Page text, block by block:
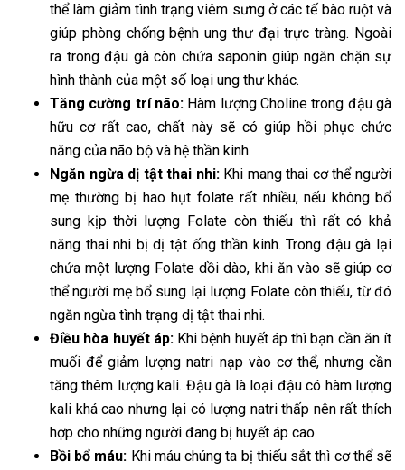
thể làm giảm tình trạng viêm sưng ở các tế bào ruột và
giúp phòng chống bệnh ung thư đại trực tràng. Ngoài
ra trong đậu gà còn chứa saponin giúp ngăn chặn sự
hình thành của một số loại ung thư khác.
Tăng cường trí não: Hàm lượng Choline trong đậu gà
hữu cơ rất cao, chất này sẽ có giúp hồi phục chức
năng của não bộ và hệ thần kinh.
Ngăn ngừa dị tật thai nhi:Khi mang thai cơ thể người
mẹ thường bị hao hụt folate rất nhiều, nếu không bổ
sung kịp thời lượng Folate còn thiếu thì rất có khả
năng thai nhi bị dị tật ống thần kinh. Trong đậu gà lại
chứa một lượng Folate dồi dào, khi ăn vào sẽ giúp cơ
thể người mẹ bổ sung lại lượng Folate còn thiếu, từ đó
ngăn ngừa tình trạng dị tật thai nhi.
Điều hòa huyết áp: Khi bệnh huyết áp thì bạn cần ăn ít
muối để giảm lượng natri nạp vào cơ thể, nhưng cần
tăng thêm lượng kali. Đậu gà là loại đậu có hàm lượng
kali khá cao nhưng lại có lượng natri thấp nên rất thích
hợp cho những người đang bị huyết áp cao.
Bồi bổ máu: Khi máu chúng ta bị thiếu sắt thì cơ thể sẽ